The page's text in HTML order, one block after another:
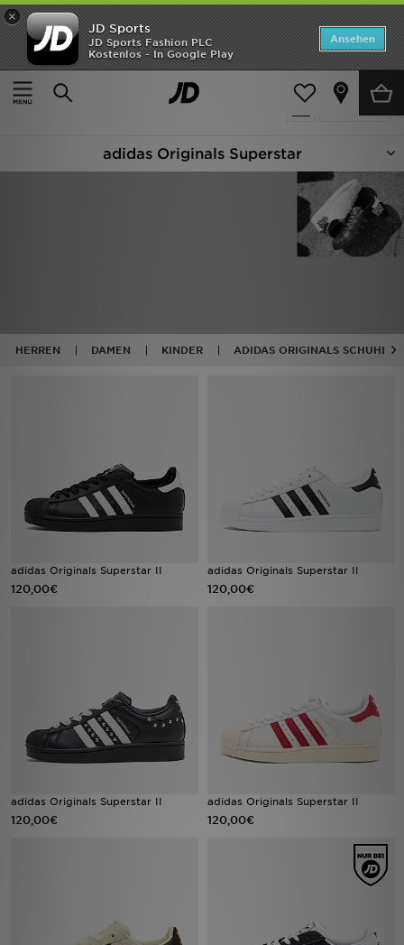
×
JD Sports
JD Sports Fashion PLC
Kostenlos - In Google Play
Ansehen
Startseite
Adidas Originals Superstar
verfeinern
48 Produkte
adidas Originals Superstar
HERREN DAMEN KINDER ADIDAS ORIGINALS SCHUHE
adidas Originals Superstar II
120,00€
adidas Originals Superstar II
120,00€
adidas Originals Superstar II
120,00€
adidas Originals Superstar II
120,00€
Startseite
ANGEBOTE
Lade Die APP
Geschenkkarte
Filialfinder
Bestellverfolgung
Hilfe & Kontakt